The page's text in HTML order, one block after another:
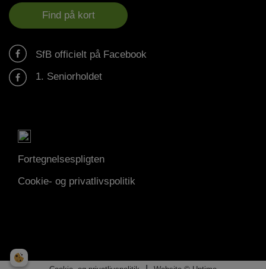
Find på kort
SfB officielt på Facebook
1. Seniorholdet
Fortegnelsespligten
Cookie- og privatlivspolitik